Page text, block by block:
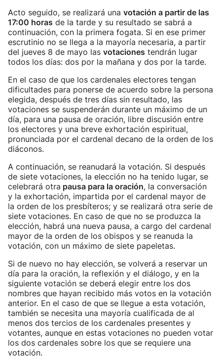
Acto seguido, se realizará una votación a partir de las
17:00 horas de la tarde y su resultado se sabrá a
continuación, con la primera fogata. Si en ese primer
escrutinio no se llega a la mayoría necesaria, a partir
del jueves 8 de mayo las votaciones tendrán lugar
todos los días: dos por la mañana y dos por la tarde.
En el caso de que los cardenales electores tengan
dificultades para ponerse de acuerdo sobre la persona
elegida, después de tres días sin resultado, las
votaciones se suspenderán durante un máximo de un
día, para una pausa de oración, libre discusión entre
los electores y una breve exhortación espiritual,
pronunciada por el cardenal decano de la orden de los
diáconos.
A continuación, se reanudará la votación. Si después
de siete votaciones, la elección no ha tenido lugar, se
celebrará otra pausa para la oración, la conversación
y la exhortación, impartida por el cardenal mayor de
la orden de los presbíteros; y se realizará otra serie de
siete votaciones. En caso de que no se produzca la
elección, habrá una nueva pausa, a cargo del cardenal
mayor de la orden de los obispos y se reanuda la
votación, con un máximo de siete papeletas.
Si de nuevo no hay elección, se volverá a reservar un
día para la oración, la reflexión y el diálogo, y en la
siguiente votación se deberá elegir entre los dos
nombres que hayan recibido más votos en la votación
anterior. En el caso de que se llegue a esta votación,
también se necesita una mayoría cualificada de al
menos dos tercios de los cardenales presentes y
votantes, aunque en estas votaciones no pueden votar
los dos cardenales sobre los que se requiere una
votación.